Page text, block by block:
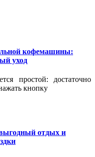
кофемашины:
уход
простой: достаточно
кнопку
отдых и